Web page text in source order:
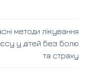
методи лікування
у дітей без болю
та страху